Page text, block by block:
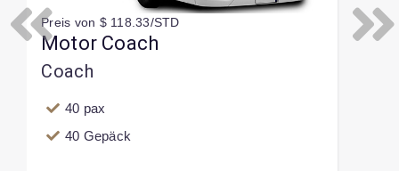
Preis von $ 118.33/STD
Motor Coach
Coach
40 pax
40 Gepäck
Previous Next